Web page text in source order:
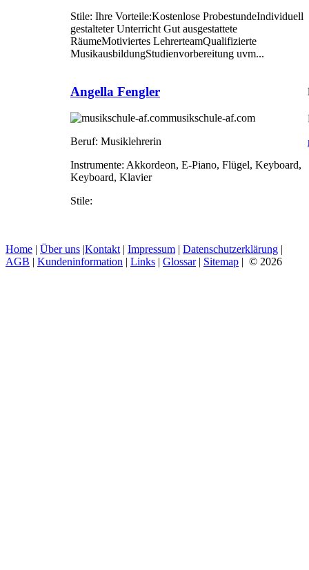
Stile: Ihre Vorteile:Kostenlose ProbestundeIndividuell
gestalteter Unterricht Gut ausgestattete
RäumeMotiviertes LehrerteamQualifizierte
MusikausbildungStudienvorbereitung uvm...
Angella Fengler
musikschule-af.com
Beruf: Musiklehrerin
Instrumente: Akkordeon, E-Piano, Flügel, Keyboard,
Keyboard, Klavier
Stile:
Home | Über uns |Kontakt | Impressum | Datenschutzerklärung |
AGB | Kundeninformation | Links | Glossar| Sitemap | © 2026